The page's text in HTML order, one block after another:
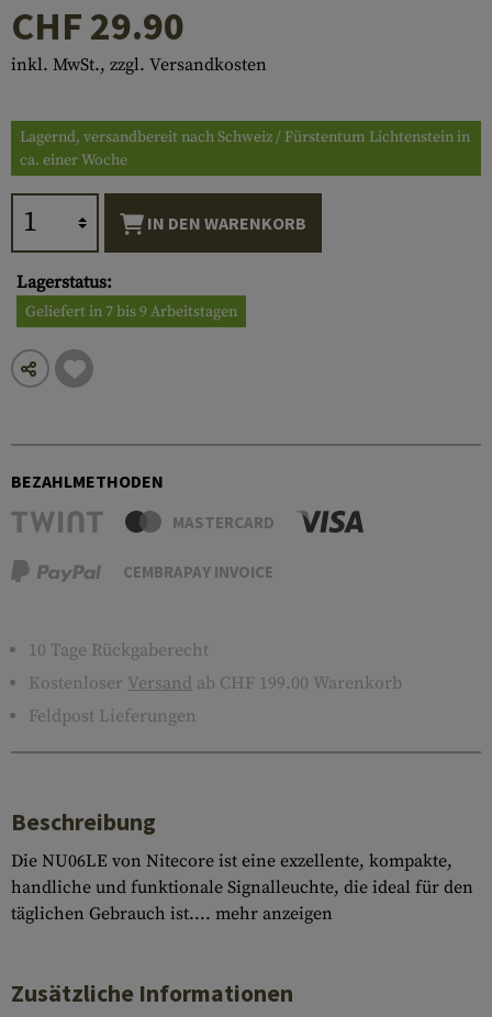
CHF 29.90
inkl. MwSt., zzgl. Versandkosten
Lagernd, versandbereit nach Schweiz / Fürstentum Lichtenstein in
ca. einer Woche
IN DEN WARENKORB
Lagerstatus:
Geliefert in 7 bis 9 Arbeitstagen
BEZAHLMETHODEN
MASTERCARD
CEMBRAPAY INVOICE
10 Tage Rückgaberecht
Kostenloser Versand ab CHF 199.00 Warenkorb
Feldpost Lieferungen
Beschreibung
Die NU06LE von Nitecore ist eine exzellente, kompakte,
handliche und funktionale Signalleuchte, die ideal für den
täglichen Gebrauch ist.... mehr anzeigen
Zusätzliche Informationen